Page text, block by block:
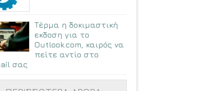
Τέρμα η δοκιμαστική
εκδοση για το
Outlook.com, καιρός να
πείτε αντίο στο
σας